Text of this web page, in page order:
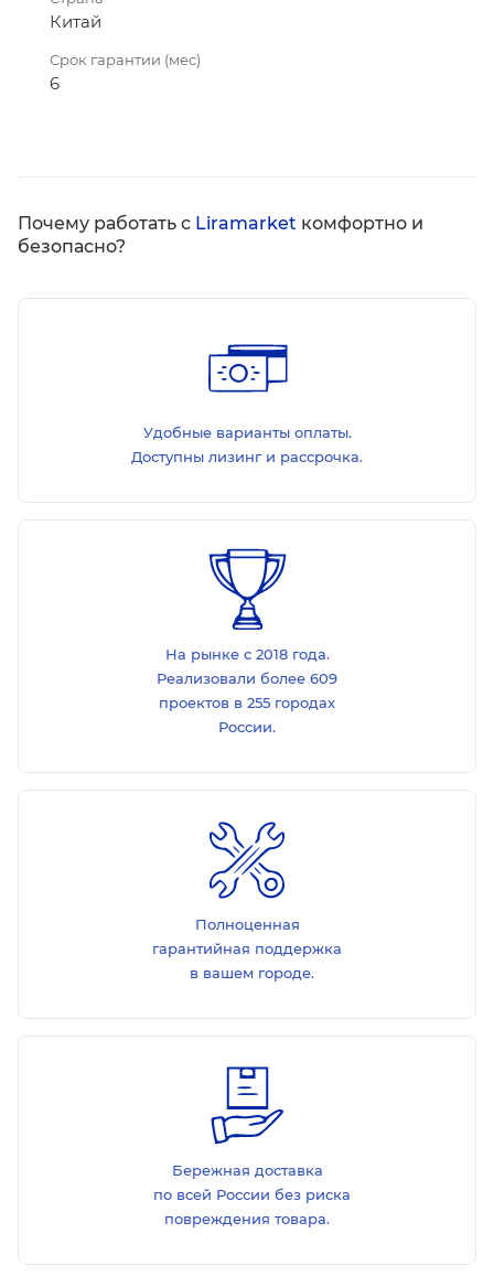
Китай
Срок гарантии (мес)
6
Почему работать с Liramarket комфортно и
безопасно?
Удобные варианты оплаты.
Доступны лизинг и рассрочка.
На рынке с 2018 года.
Реализовали более 609
проектов в 255 городах
России.
Полноценная
гарантийная поддержка
в вашем городе.
Бережная доставка
по всей России без риска
повреждения товара.